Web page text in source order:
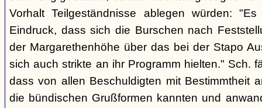
Vorhalt Teilgeständnisse ablegen würden:
Eindruck, dass sich die Burschen nach
der Margarethenhöhe über das bei der Stapo
sich auch strikte an ihr Programm hielten." Sch.
dass von allen Beschuldigten mit Bestimmtheit
die bündischen Grußformen kannten und